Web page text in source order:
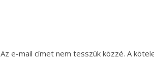
Az e-mail címet nem tesszük közzé. A